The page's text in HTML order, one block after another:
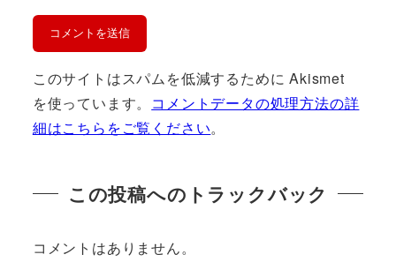
このサイトはスパムを低減するために Akismet
を使っています。 コメントデータの処理方法の詳
細はこちらをご覧ください。
この投稿へのトラックバック
コメントはありません。